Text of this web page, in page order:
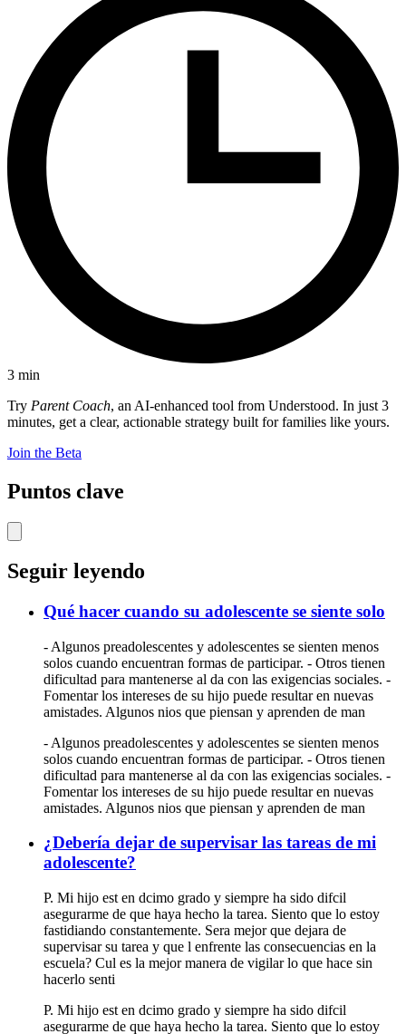
3 min
Try Parent Coach, an AI-enhanced tool from Understood. In just 3
minutes, get a clear, actionable strategy built for families like yours.
Join the Beta
Puntos clave
Seguir leyendo
Qué hacer cuando su adolescente se siente solo
- Algunos preadolescentes y adolescentes se sienten menos
solos cuando encuentran formas de participar. - Otros tienen
dificultad para mantenerse al da con las exigencias sociales. -
Fomentar los intereses de su hijo puede resultar en nuevas
amistades. Algunos nios que piensan y aprenden de man
- Algunos preadolescentes y adolescentes se sienten menos
solos cuando encuentran formas de participar. - Otros tienen
dificultad para mantenerse al da con las exigencias sociales. -
Fomentar los intereses de su hijo puede resultar en nuevas
amistades. Algunos nios que piensan y aprenden de man
¿Debería dejar de supervisar las tareas de mi
adolescente?
P. Mi hijo est en dcimo grado y siempre ha sido difcil
asegurarme de que haya hecho la tarea. Siento que lo estoy
fastidiando constantemente. Sera mejor que dejara de
supervisar su tarea y que l enfrente las consecuencias en la
escuela? Cul es la mejor manera de vigilar lo que hace sin
hacerlo senti
P. Mi hijo est en dcimo grado y siempre ha sido difcil
asegurarme de que haya hecho la tarea. Siento que lo estoy